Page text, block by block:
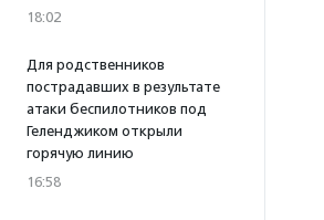
18:02
Для родственников
пострадавших в результате
атаки беспилотников под
Геленджиком открыли
горячую линию
16:58